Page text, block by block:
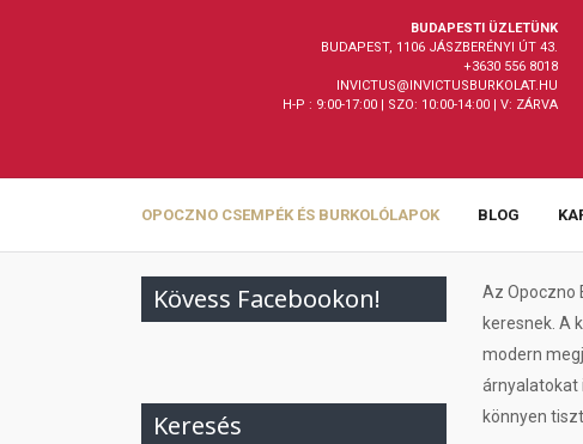
BUDAPESTI ÜZLETÜNK
BUDAPEST, 1106 JÁSZBERÉNYI ÚT 43.
+3630 556 8018
INVICTUS@INVICTUSBURKOLAT.HU
H-P : 9:00-17:00 | SZO: 10:00-14:00 | V: ZÁRVA
OPOCZNO CSEMPÉK ÉS BURKOLÓLAPOK BLOG
Az Opoczno
keresnek. A
modern
árnyalatokat
könnyen
Kövess Facebookon!
Keresés